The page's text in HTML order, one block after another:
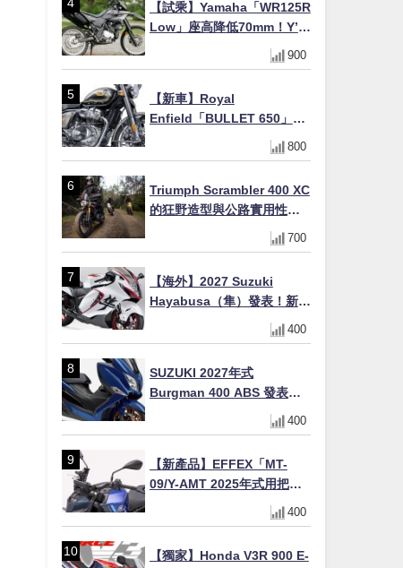
【試乘】Yamaha「WR125R
Low」座高降低70mm！Y’s
Gear低座高座墊×低座高連桿
×腳踏著地感大幅改善，越野
900
【新車】Royal
Enfield「BULLET 650」8
月27日日本發售（98萬日圓
～）！648cc空冷並列雙缸×
色
800
Triumph Scrambler 400 XC
的狂野造型與公路實用性的
700
【海外】2027 Suzuki
Hayabusa（隼）發表！新增
Special Edition 特仕版，全
新珍珠白塗裝與專屬配備登
400
SUZUKI 2027年式
Burgman 400 ABS 發表！
8/18日本上市、支援E10汽油
售價98萬100日圓
400
【新產品】EFFEX「MT-
09/Y-AMT 2025年式用把手
Easy Fit Bar Plus」！高
7mm後移16mm直上×三色×
400
【獨家】Honda V3R 900 E-